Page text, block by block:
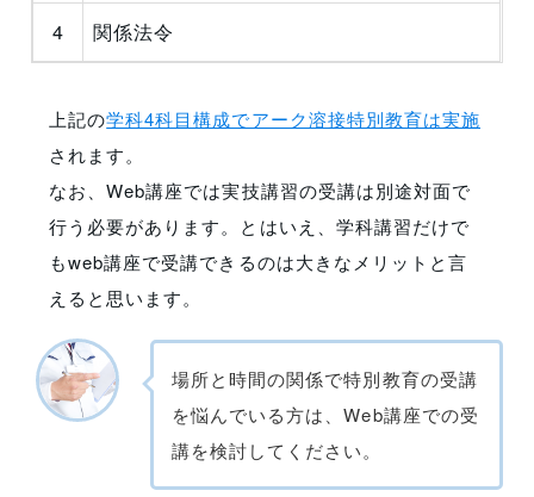
4 関係法令
上記の学科4科目構成でアーク溶接特別教育は実施
されます。
なお、Web講座では実技講習の受講は別途対面で
行う必要があります。とはいえ、学科講習だけで
もweb講座で受講できるのは大きなメリットと言
えると思います。
場所と時間の関係で特別教育の受講
を悩んでいる方は、Web講座での受
講を検討してください。